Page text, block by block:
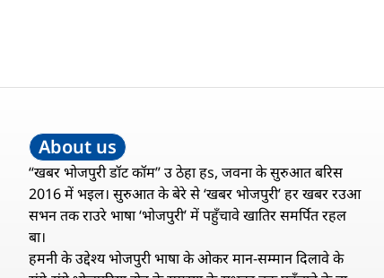
About us
“खबर भोजपुरी डॉट कॉम” उ ठेहा हs, जवना के सुरुआत बरिस
2016 में भइल। सुरुआत के बेरे से ‘खबर भोजपुरी’ हर खबर रउआ
सभन तक राउरे भाषा ‘भोजपुरी’ में पहुँचावे खातिर समर्पित रहल
बा।
हमनी के उद्देश्य भोजपुरी भाषा के ओकर मान-सम्मान दिलावे के